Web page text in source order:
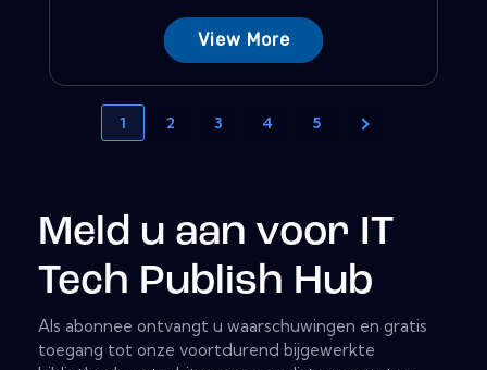
View More
1 2 3 4 5
Meld u aan voor IT
Tech Publish Hub
Als abonnee ontvangt u waarschuwingen en gratis
toegang tot onze voortdurend bijgewerkte